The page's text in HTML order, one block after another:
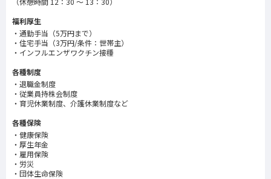
福利厚生
通勤手当（5万円まで）
住宅手当（3万円/条件：世帯主）
インフルエンザワクチン接種
各種制度
退職金制度
従業員持株会制度
育児休業制度、介護休業制度など
各種保険
健康保険
厚生年金
雇用保険
労災
団体生命保険